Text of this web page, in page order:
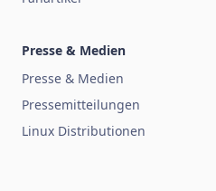
Presse & Medien
Presse & Medien
Pressemitteilungen
Linux Distributionen